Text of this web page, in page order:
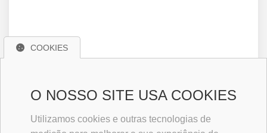
COOKIES
O NOSSO SITE USA COOKIES
Utilizamos cookies e outras tecnologias de